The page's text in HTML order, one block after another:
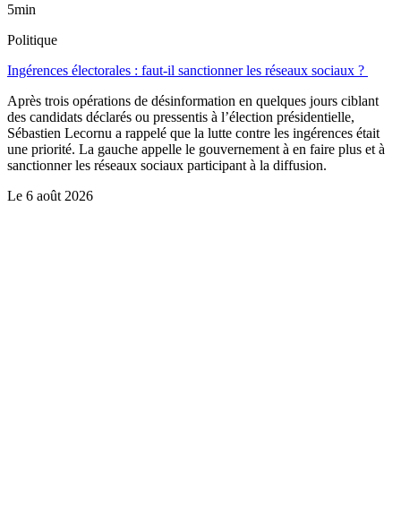
5min
Politique
Ingérences électorales : faut-il sanctionner les réseaux sociaux ?
Après trois opérations de désinformation en quelques jours ciblant
des candidats déclarés ou pressentis à l’élection présidentielle,
Sébastien Lecornu a rappelé que la lutte contre les ingérences était
une priorité. La gauche appelle le gouvernement à en faire plus et à
sanctionner les réseaux sociaux participant à la diffusion.
Le 6 août 2026